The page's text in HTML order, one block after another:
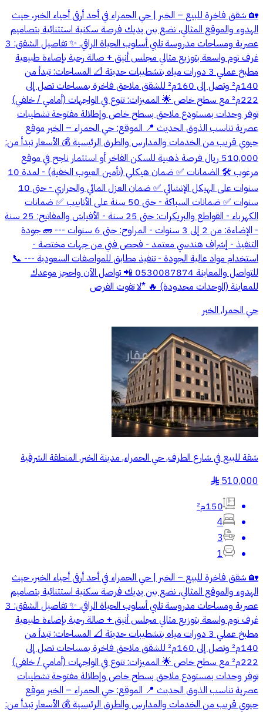
🏡 شقق فاخرة للبيع – الخبر | حي الحمراء في أحد أرقى أحياء الخبر، حيث
الهدوء والموقع المثالي، نضع بين يديك فرصة سكنية استثنائية بتصاميم
عصرية ومساحات مدروسة تلبي أسلوب الحياة الراقي. ✨ تفاصيل الشقق: 3
غرف نوم واسعة بتوزيع مثالي مجلس أنيق + صالة رحبة بإضاءة طبيعية
مطبخ عملي 3 دورات مياه بتشطيبات حديثة 📐 المساحات: تبدأ من
140م² وتصل إلى 160م² للشقق ملاحق فاخرة بمساحات تصل إلى
222م² مع سطح خاص 🌟 المميزات: تنوع في الواجهات (أمامي / خلفي)
توفر وحدات بمستودع ملاحق بسطح خاص وإطلالة مفتوحة تشطيبات
عصرية تناسب الذوق الحديث 📍 الموقع: حي الحمراء – الخبر موقع
حيوي قريب من الخدمات والمدارس والطرق الرئيسية 💰 الأسعار تبدأ من:
510,000 ريال فرصة ذهبية للسكن الفاخر أو استثمار ناجح في موقع
مرغوب 🛠️ الضمانات ✅ ضمان هيكلي (تأمين العيوب الخفية) - لمدة 10
سنوات على الهيكل الإنشائي ✅ ضمان العزل المائي والحراري - حتى 10
سنوات ✅ ضمانات السباكة - حتى 50 سنة على الأنابيب ✅ ضمانات
الكهرباء - القواطع والبريكرات: حتى 25 سنة - الأفياش والمفاتيح: 25 سنة
- الإضاءة: من 2 إلى 3 سنوات - المراوح: حتى 6 سنوات --- 🧱 جودة
التنفيذ - إشراف هندسي معتمد - فحص فني من جهات مختصة -
استخدام مواد عالية الجودة - تنفيذ مطابق للمواصفات السعودية --- 📞
للتواصل والمعاينة 0530087874 📲 تواصل الآن واحجز موعدك
للمعاينة (الوحدات محدودة) 🔥 *لا تفوت الفرص
حي الحمرا, الخبر
شقة للبيع في شارع الطرف, حي الحمراء, مدينة الخبر, المنطقة الشرقية
510,000
§
150م²
4
3
1
🏡 شقق فاخرة للبيع – الخبر | حي الحمراء في أحد أرقى أحياء الخبر، حيث
الهدوء والموقع المثالي، نضع بين يديك فرصة سكنية استثنائية بتصاميم
عصرية ومساحات مدروسة تلبي أسلوب الحياة الراقي. ✨ تفاصيل الشقق: 3
غرف نوم واسعة بتوزيع مثالي مجلس أنيق + صالة رحبة بإضاءة طبيعية
مطبخ عملي 3 دورات مياه بتشطيبات حديثة 📐 المساحات: تبدأ من
140م² وتصل إلى 160م² للشقق ملاحق فاخرة بمساحات تصل إلى
222م² مع سطح خاص 🌟 المميزات: تنوع في الواجهات (أمامي / خلفي)
توفر وحدات بمستودع ملاحق بسطح خاص وإطلالة مفتوحة تشطيبات
عصرية تناسب الذوق الحديث 📍 الموقع: حي الحمراء – الخبر موقع
حيوي قريب من الخدمات والمدارس والطرق الرئيسية 💰 الأسعار تبدأ من: